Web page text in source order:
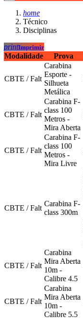
home
Técnico
Disciplinas
printImprimir
Modalidade Prova
CBTE / Falt
Carabina
Esporte -
Silhueta
Metálica
CBTE / Falt
Carabina F-
class 100
Metros -
Mira Aberta
CBTE / Falt
Carabina F-
class 100
Metros -
Mira Livre
CBTE / Falt
Carabina F-
class 300m
CBTE / Falt
Carabina
Mira Aberta
10m -
Calibre 4.5
CBTE / Falt
Carabina
Mira Aberta
10m -
Calibre 5.5